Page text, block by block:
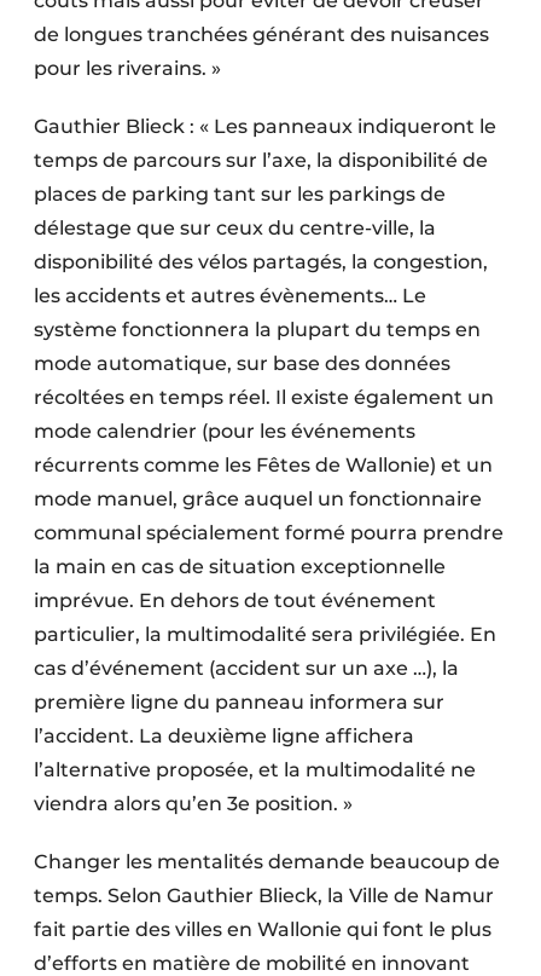
de longues tranchées générant des nuisances
pour les riverains. »
Gauthier Blieck : « Les panneaux indiqueront le
temps de parcours sur l’axe, la disponibilité de
places de parking tant sur les parkings de
délestage que sur ceux du centre-ville, la
disponibilité des vélos partagés, la congestion,
les accidents et autres évènements… Le
système fonctionnera la plupart du temps en
mode automatique, sur base des données
récoltées en temps réel. Il existe également un
mode calendrier (pour les événements
récurrents comme les Fêtes de Wallonie) et un
mode manuel, grâce auquel un fonctionnaire
communal spécialement formé pourra prendre
la main en cas de situation exceptionnelle
imprévue. En dehors de tout événement
particulier, la multimodalité sera privilégiée. En
cas d’événement (accident sur un axe …), la
première ligne du panneau informera sur
l’accident. La deuxième ligne affichera
l’alternative proposée, et la multimodalité ne
viendra alors qu’en 3e position. »
Changer les mentalités demande beaucoup de
temps. Selon Gauthier Blieck, la Ville de Namur
fait partie des villes en Wallonie qui font le plus
d’efforts en matière de mobilité en innovant